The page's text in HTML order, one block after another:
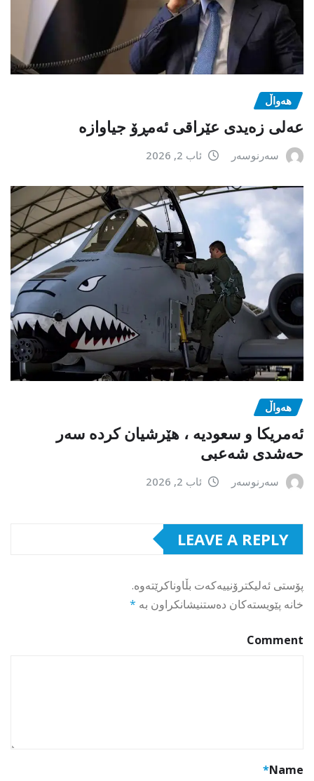
هەواڵ
عەلی زەیدی عێراقی ئەمڕۆ جیاوازە
سەرنوسەر ئاب 2, 2026
هەواڵ
ئەمریکا و سعودیە ، هێرشیان کردە سەر
حەشدی شەعبی
سەرنوسەر ئاب 2, 2026
LEAVE A REPLY
پۆستی ئەلیکترۆنییەکەت بڵاوناکرێتەوە.
خانە پێویستەکان دەستنیشانکراون بە *
Comment
Name
*